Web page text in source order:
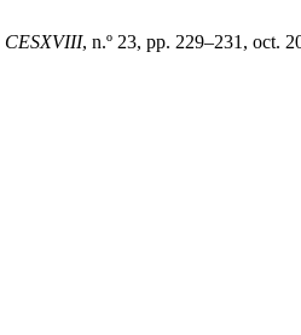
CESXVIII, n.º 23, pp. 229–231, oct.